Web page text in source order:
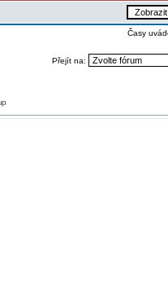
Časy
Přejít na: